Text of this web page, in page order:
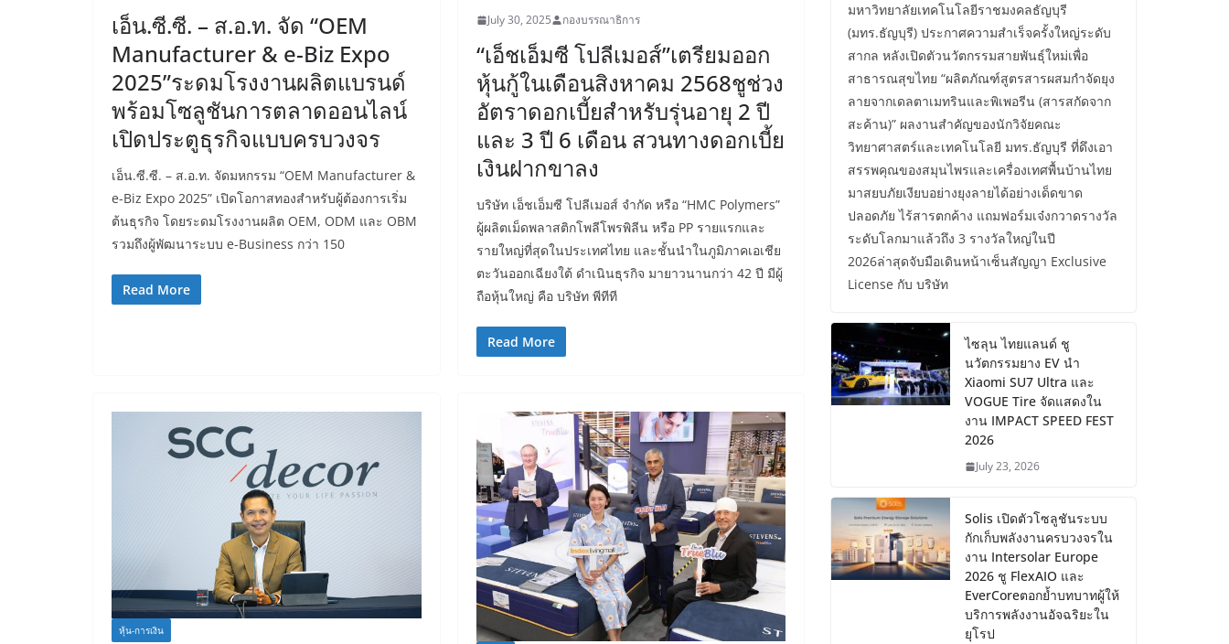
เอ็น.ซี.ซี. – ส.อ.ท. จัด “OEM
Manufacturer & e-Biz Expo
2025”ระดมโรงงานผลิตแบรนด์
พร้อมโซลูชันการตลาดออนไลน์
เปิดประตูธุรกิจแบบครบวงจร
เอ็น.ซี.ซี. – ส.อ.ท. จัดมหกรรม “OEM Manufacturer &
e-Biz Expo 2025” เปิดโอกาสทองสำหรับผู้ต้องการเริ่ม
ต้นธุรกิจ โดยระดมโรงงานผลิต OEM, ODM และ OBM
รวมถึงผู้พัฒนาระบบ e-Business กว่า 150
Read More
July 30, 2025 กองบรรณาธิการ
“เอ็ชเอ็มซี โปลีเมอส์”เตรียมออก
หุ้นกู้ในเดือนสิงหาคม 2568ชูช่วง
อัตราดอกเบี้ยสำหรับรุ่นอายุ 2 ปี
และ 3 ปี 6 เดือน สวนทางดอกเบี้ย
เงินฝากขาลง
บริษัท เอ็ชเอ็มซี โปลีเมอส์ จำกัด หรือ “HMC Polymers”
ผู้ผลิตเม็ดพลาสติกโพลีโพรพิลีน หรือ PP รายแรกและ
รายใหญ่ที่สุดในประเทศไทย และชั้นนำในภูมิภาคเอเชีย
ตะวันออกเฉียงใต้ ดำเนินธุรกิจ มายาวนานกว่า 42 ปี มีผู้
ถือหุ้นใหญ่ คือ บริษัท พีทีที
Read More
หุ้น-การเงิน
มหาวิทยาลัยเทคโนโลยีราชมงคลธัญบุรี
(มทร.ธัญบุรี) ประกาศความสำเร็จครั้งใหญ่ระดับ
สากล หลังเปิดตัวนวัตกรรมสายพันธุ์ใหม่เพื่อ
สาธารณสุขไทย “ผลิตภัณฑ์สูตรสารผสมกำจัดยุง
ลายจากเดลตาเมทรินและพิเพอรีน (สารสกัดจาก
สะค้าน)” ผลงานสำคัญของนักวิจัยคณะ
วิทยาศาสตร์และเทคโนโลยี มทร.ธัญบุรี ที่ดึงเอา
สรรพคุณของสมุนไพรและเครื่องเทศพื้นบ้านไทย
มาสยบภัยเงียบอย่างยุงลายได้อย่างเด็ดขาด
ปลอดภัย ไร้สารตกค้าง แถมฟอร์มเจ๋งกวาดรางวัล
ระดับโลกมาแล้วถึง 3 รางวัลใหญ่ในปี
2026ล่าสุดจับมือเดินหน้าเซ็นสัญญา Exclusive
License กับ บริษัท
ไซลุน ไทยแลนด์ ชู
นวัตกรรมยาง EV นำ
Xiaomi SU7 Ultra และ
VOGUE Tire จัดแสดงใน
งาน IMPACT SPEED FEST
2026
July 23, 2026
Solis เปิดตัวโซลูชันระบบ
กักเก็บพลังงานครบวงจรใน
งาน Intersolar Europe
2026 ชู FlexAIO และ
EverCoreตอกย้ำบทบาทผู้ให้
บริการพลังงานอัจฉริยะใน
ยุโรป